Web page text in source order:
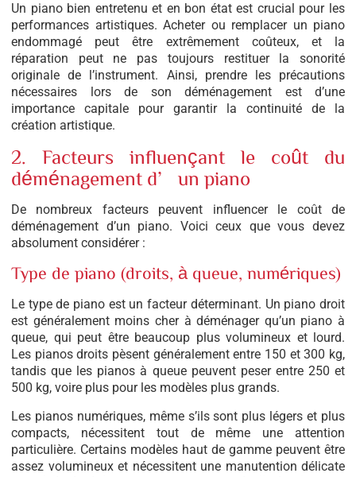
Un piano bien entretenu et en bon état est crucial pour les
performances artistiques. Acheter ou remplacer un piano
endommagé peut être extrêmement coûteux, et la
réparation peut ne pas toujours restituer la sonorité
originale de l’instrument. Ainsi, prendre les précautions
nécessaires lors de son déménagement est d’une
importance capitale pour garantir la continuité de la
création artistique.
2. Facteurs influençant le coût du
déménagement d’un piano
De nombreux facteurs peuvent influencer le coût de
déménagement d’un piano. Voici ceux que vous devez
absolument considérer :
Type de piano (droits, à queue, numériques)
Le type de piano est un facteur déterminant. Un piano droit
est généralement moins cher à déménager qu’un piano à
queue, qui peut être beaucoup plus volumineux et lourd.
Les pianos droits pèsent généralement entre 150 et 300 kg,
tandis que les pianos à queue peuvent peser entre 250 et
500 kg, voire plus pour les modèles plus grands.
Les pianos numériques, même s’ils sont plus légers et plus
compacts, nécessitent tout de même une attention
particulière. Certains modèles haut de gamme peuvent être
assez volumineux et nécessitent une manutention délicate